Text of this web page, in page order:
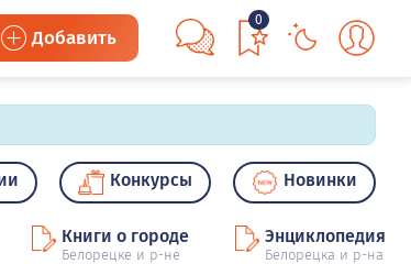
Добавить
0
Конкурсы Новинки
Книги о городе
Белорецке и р-не
Энциклопедия
Белорецка и р-на